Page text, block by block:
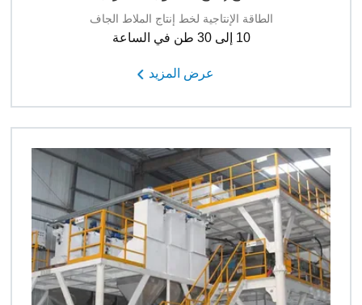
الطاقة الإنتاجية لخط إنتاج الملاط الجاف
10 إلى 30 طن في الساعة
عرض المزيد